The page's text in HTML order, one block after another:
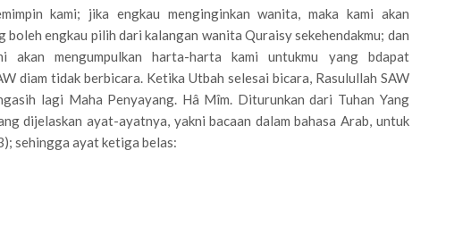
kami; jika engkau menginginkan wanita, maka kami akan
boleh engkau pilih dari kalangan wanita Quraisy sekehendakmu; dan
akan mengumpulkan harta-harta kami untukmu yang bdapat
diam tidak berbicara. Ketika Utbah selesai bicara, Rasulullah SAW
lagi Maha Penyayang. Hâ Mîm. Diturunkan dari Tuhan Yang
dijelaskan ayat-ayatnya, yakni bacaan dalam bahasa Arab, untuk
sehingga ayat ketiga belas: